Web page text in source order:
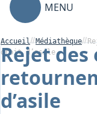
MENU
Association
Centre de Soin
Accueil Médiathèque
droit d’asile
Rejet des
d’asile